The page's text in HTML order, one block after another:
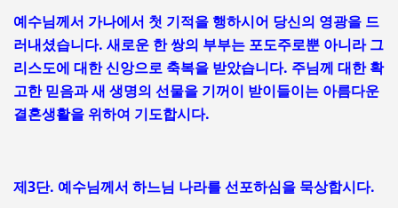
예수님께서 가나에서 첫 기적을 행하시어 당신의 영광을 드
러내셨습니다. 새로운 한 쌍의 부부는 포도주로뿐 아니라 그
리스도에 대한 신앙으로 축복을 받았습니다. 주님께 대한 확
고한 믿음과 새 생명의 선물을 기꺼이 받이들이는 아름다운
결혼생활을 위하여 기도합시다.
제3단. 예수님께서 하느님 나라를 선포하심을 묵상합시다.